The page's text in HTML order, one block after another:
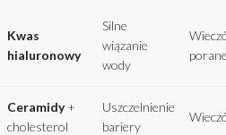
Kwas
hialuronowy
Silne
wiązanie
wody
Ceramidy+
cholesterol
Uszczelnienie
bariery